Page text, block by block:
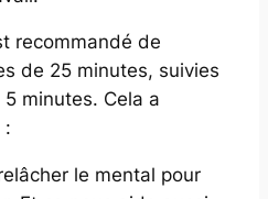
recommandé de
de 25 minutes, suivies
5 minutes. Cela a
:
le mental pour